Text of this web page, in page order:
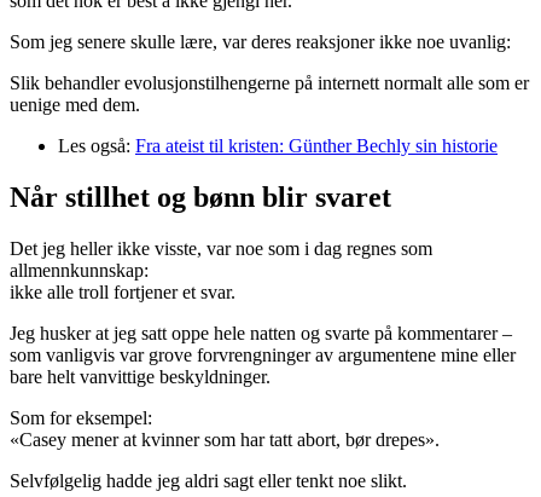
Som jeg senere skulle lære, var deres reaksjoner ikke noe uvanlig:
Slik behandler evolusjonstilhengerne på internett normalt alle som er
uenige med dem.
Les også: Fra ateist til kristen: Günther Bechly sin historie
Når stillhet og bønn blir svaret
Det jeg heller ikke visste, var noe som i dag regnes som
allmennkunnskap:
ikke alle troll fortjener et svar.
Jeg husker at jeg satt oppe hele natten og svarte på kommentarer –
som vanligvis var grove forvrengninger av argumentene mine eller
bare helt vanvittige beskyldninger.
Som for eksempel:
«Casey mener at kvinner som har tatt abort, bør drepes».
Selvfølgelig hadde jeg aldri sagt eller tenkt noe slikt.